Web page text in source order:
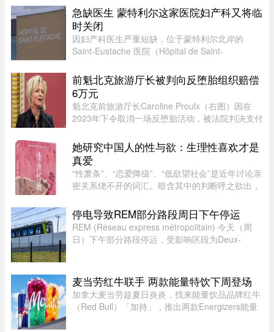
面一样拥有14天一轮的完整白 ...
急缺医生 蒙特利尔这家医院妇产科又将临
时关闭
因妇产科医生严重短缺，位于蒙特利尔北岸的
Saint-Eustache 医院（Hôpital de Saint-
段暂停服务。此次暂停服务的时间为 8 月 14 日至
17 日，以及 8 月 21 日至 24 日 ...
前魁北克旅游厅长被判向反堕胎组织赔偿
6万元
魁北克前旅游厅长Caroline Proulx（右图）因在
2023年下令取消一场反堕胎活动，被法院判决支付
Caroline Proulx“滥用了自己的权力”，其行为缺乏
合理依据。 ...
她研究中国人的性与欲：生理性喜欢才是
真爱
“性萧条”、“恋爱降级”、“低欲望社会”是近年讨论亲
密关系绕不开的词汇。暗含其中的判断呼之欲出，
学教授吴存存，却对这一普遍的直觉保持怀疑。她
认为，欲望绝不会 ...
停电导致REM部分路段周日下午停运
REM (Réseau express métropolitain) 今天（周
日）下午部分路段停运，受影响区段为Deux-
麦当劳红牛联手 两款能量特饮下周登场
加拿大麦当劳趁夏日炎炎，找来能量饮品品牌红牛
（Red Bull）「加持」，推出两款Energizers能量